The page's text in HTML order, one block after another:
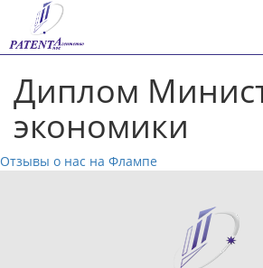
Диплом
экономики
Отзывы о нас на Флампе